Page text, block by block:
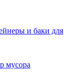
и баки для
мусора